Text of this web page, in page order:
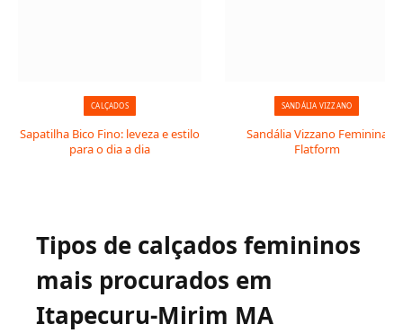
CALÇADOS
Sapatilha Bico Fino: leveza e estilo
para o dia a dia
SANDÁLIA VIZZANO
Sandália Vizzano Feminina
Flatform
Tipos de calçados femininos
mais procurados em
Itapecuru-Mirim MA